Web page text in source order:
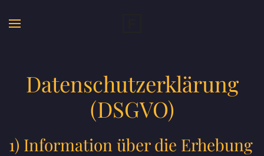
Datenschutzerklärung
(DSGVO)
1) Information über die Erhebung